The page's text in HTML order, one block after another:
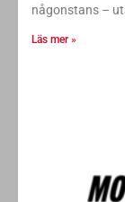
någonstans –
Läs mer »